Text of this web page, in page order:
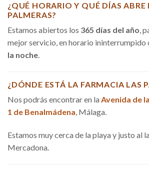
¿QUÉ HORARIO Y QUÉ DÍAS ABRE
PALMERAS?
Estamos abiertos los 365 días del año,
mejor servicio, en horario ininterrumpido
la noche.
¿DÓNDE ESTÁ LA FARMACIA LAS
Nos podrás encontrar en la Avenida de
1 de Benalmádena, Málaga.
Estamos muy cerca de la playa y justo al
Mercadona.